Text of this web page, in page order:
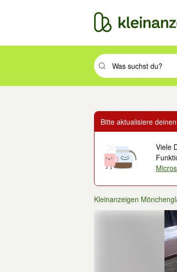
Suchbegriff eingeben.
Bitte aktualisiere
Viele
Kleinanzeigen